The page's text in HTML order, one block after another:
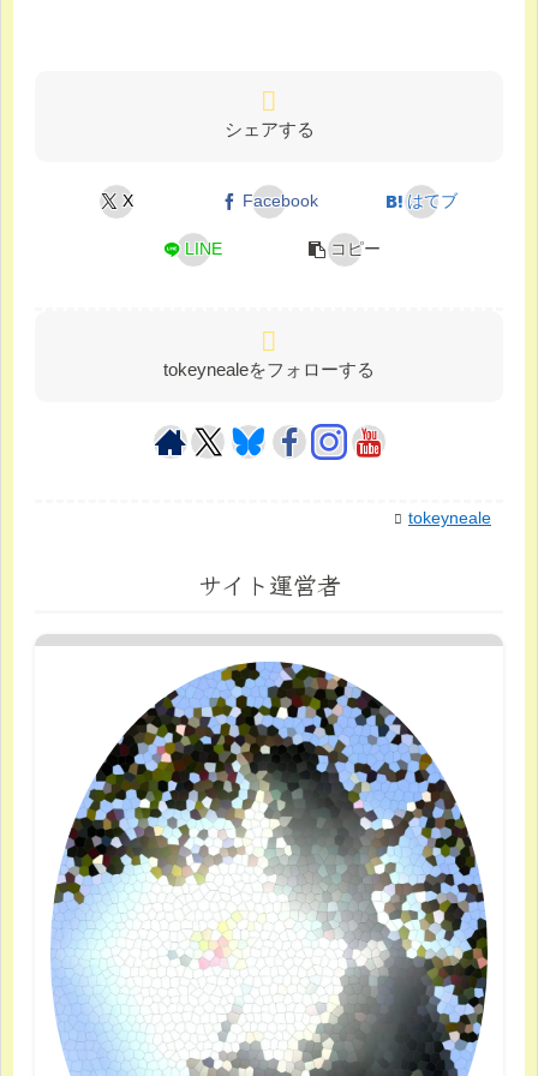
シェアする
X Facebook はてブ
LINE コピー
tokeynealeをフォローする
tokeyneale
サイト運営者